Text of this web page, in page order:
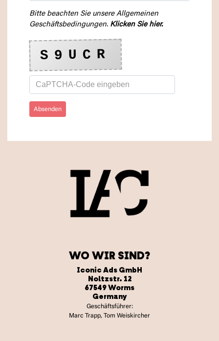
Bitte beachten Sie unsere Allgemeinen
Geschäftsbedingungen. Klicken Sie hier.
S9UCR
WO WIR SIND?
Iconic Ads GmbH
Noltzstr. 12
67549 Worms
Germany
Geschäftsführer:
Marc Trapp, Tom Weiskircher